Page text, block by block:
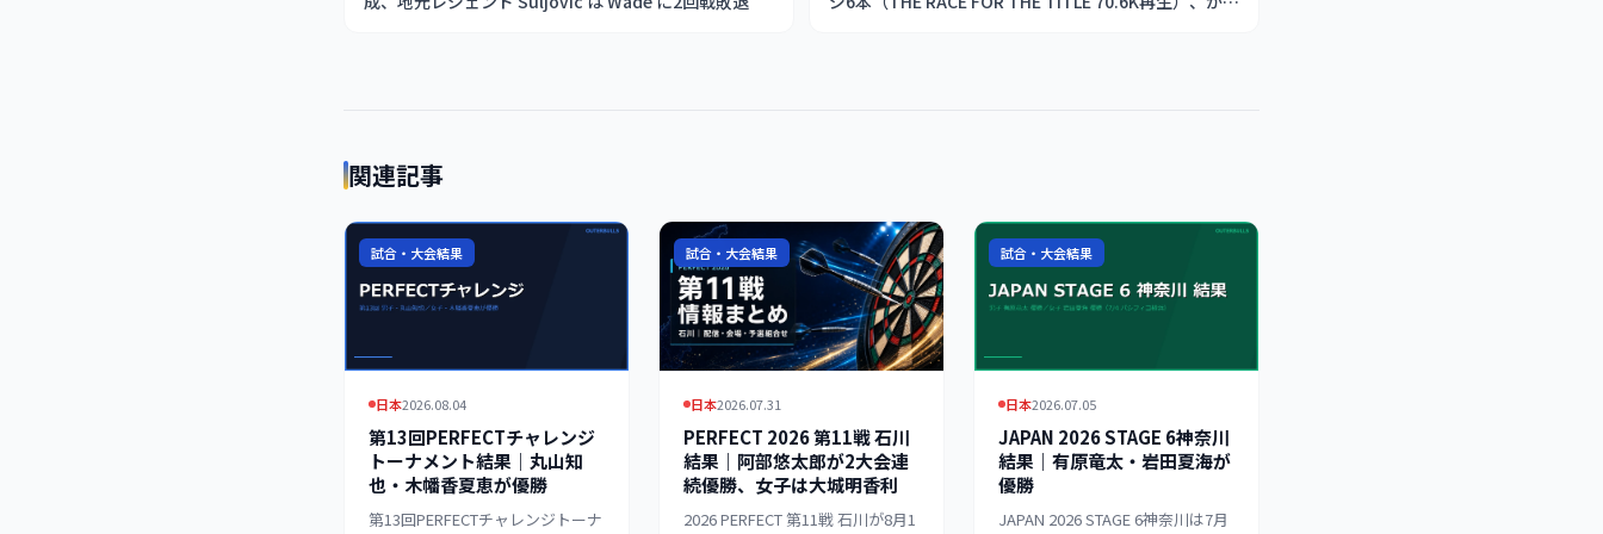
関連記事
試合・大会結果
日本2026.08.04
第13回PERFECTチャレンジ
トーナメント結果｜丸山知
也・木幡香夏恵が優勝
第13回PERFECTチャレンジトーナ
試合・大会結果
日本2026.07.31
PERFECT 2026 第11戦 石川
結果｜阿部悠太郎が2大会連
続優勝、女子は大城明香利
2026 PERFECT 第11戦 石川が8月1
試合・大会結果
日本2026.07.05
JAPAN 2026 STAGE 6神奈川
結果｜有原竜太・岩田夏海が
優勝
JAPAN 2026 STAGE 6神奈川は7月